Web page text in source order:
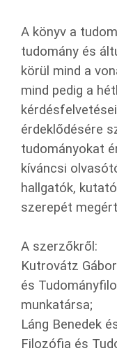
A könyv a
tudomány és
körül mind a
mind pedig a
érdeklődésére
tudományokat
kíváncsi
hallgatók,
szerepét
A szerzőkről:
Kutrovátz
és
munkatársa;
Láng Benedek
Filozófia és